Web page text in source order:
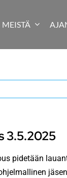
MEISTÄ
3.5.2025
pidetään